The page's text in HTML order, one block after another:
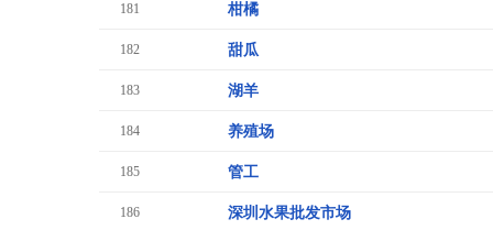
181 柑橘
182 甜瓜
183 湖羊
184 养殖场
185 管工
186 深圳水果批发市场